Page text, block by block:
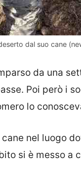
dal suo cane
da una
Poi però i
lo
nel luogo
si è messo a